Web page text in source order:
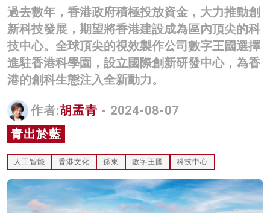
商業
科技
影片
名家榜
灼見活動
過去數年，香港政府積極投放資金，大力推動創
新科技發展，期望將香港建設成為區內頂尖的科
技中心。全球頂尖的視效製作公司數字王國選擇
進駐香港科學園，設立國際創新研發中心，為香
港的創科生態注入全新動力。
作者:胡孟青 - 2024-08-07
青出於藍
人工智能 香港文化 孫東 數字王國 科技中心